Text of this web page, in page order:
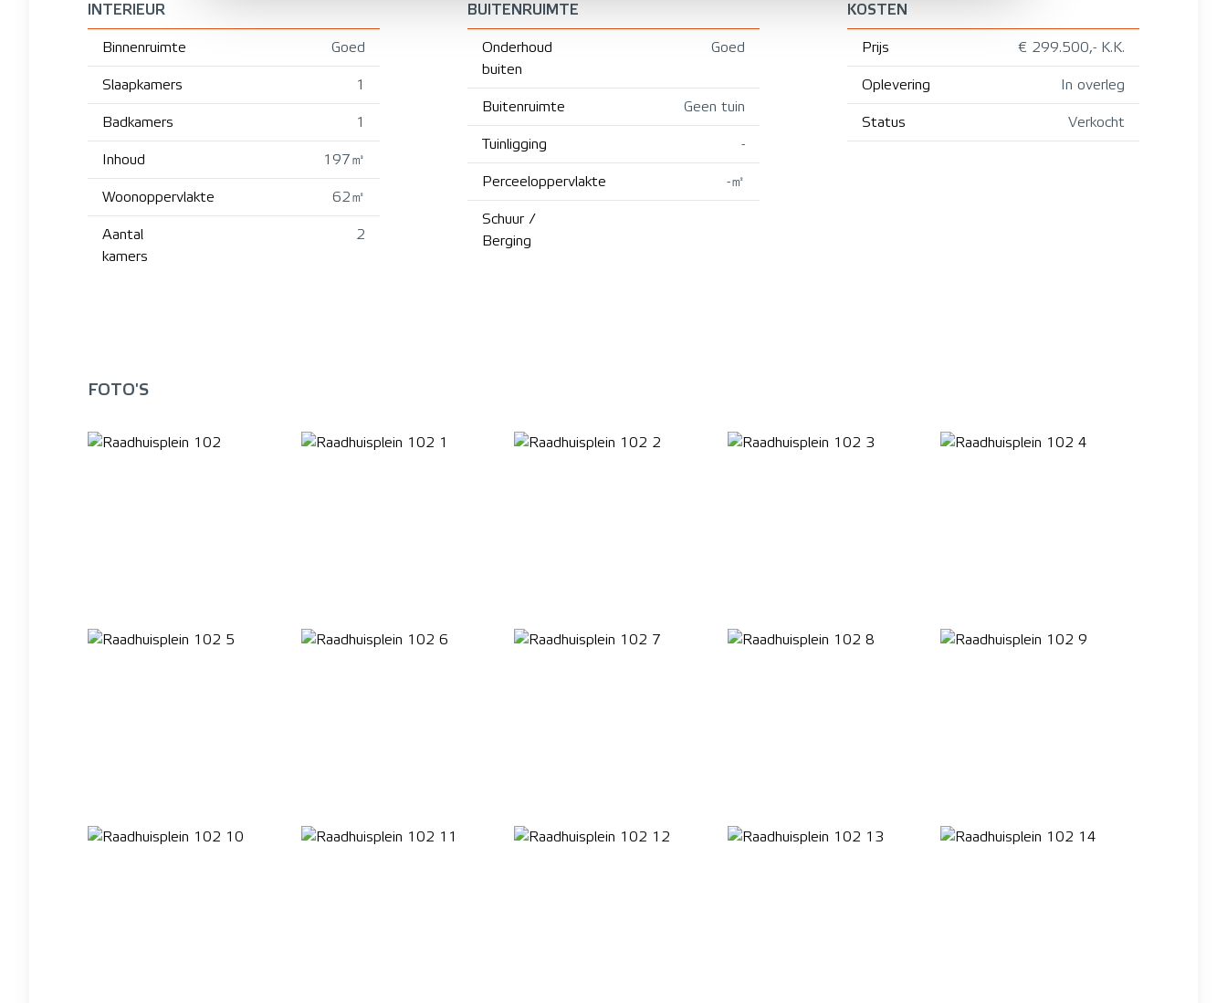
INTERIEUR
Binnenruimte Goed
Slaapkamers 1
Badkamers 1
Inhoud 197㎥
Woonoppervlakte 62㎡
Aantal
kamers
2
BUITENRUIMTE
Onderhoud
buiten
Goed
Buitenruimte Geen tuin
Tuinligging -
Perceeloppervlakte -㎡
Schuur /
Berging
KOSTEN
Prijs € 299.500,- K.K.
Oplevering In overleg
Status Verkocht
FOTO'S